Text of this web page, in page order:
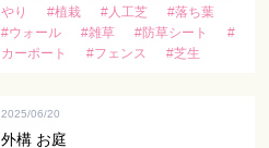
やり
#植栽 #人工芝
#落ち葉
#ウォール
#雑草 #防草シート
#
カーポート
#フェンス #芝生
2025/06/20
外構 お庭